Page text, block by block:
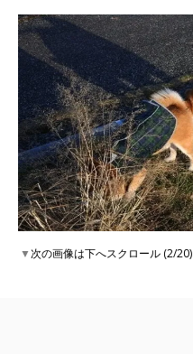
▼次の画像は下へスクロール (2/20)